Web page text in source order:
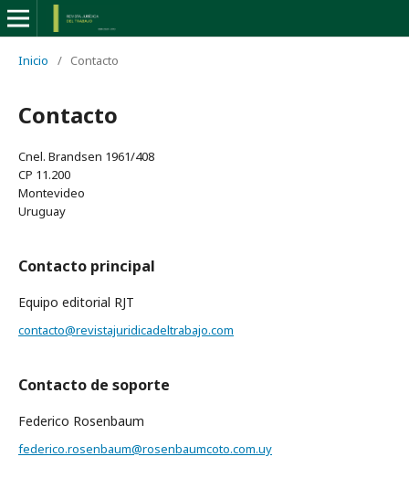
Inicio / Contacto
Contacto
Cnel. Brandsen 1961/408
CP 11.200
Montevideo
Uruguay
Contacto principal
Equipo editorial RJT
contacto@revistajuridicadeltrabajo.com
Contacto de soporte
Federico Rosenbaum
federico.rosenbaum@rosenbaumcoto.com.uy